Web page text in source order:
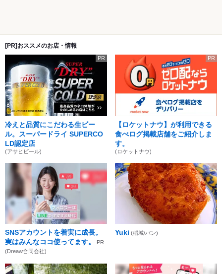
[PR]おススメのお店・情報
PR
冷えと品質にこだわる生ビー
ル。スーパードライ SUPERCO
LD認定店
(アサヒビール)
PR
【ロケットナウ】が利用できる
食べログ掲載店舗をご紹介しま
す。
(ロケットナウ)
SNSアカウントを着実に成長。
実はみんなココ使ってます。
PR
(Dreaw合同会社)
Yuki (稲城/パン)